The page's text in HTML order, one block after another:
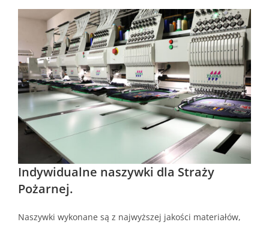
Indywidualne naszywki dla Straży
Pożarnej.
Naszywki wykonane są z najwyższej jakości materiałów,